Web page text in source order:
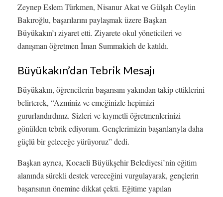
Zeynep Eslem Türkmen, Nisanur Akat ve Gülşah Ceylin
Bakıroğlu, başarılarını paylaşmak üzere Başkan
Büyükakın’ı ziyaret etti. Ziyarete okul yöneticileri ve
danışman öğretmen İman Summakieh de katıldı.
Büyükakın’dan Tebrik Mesajı
Büyükakın, öğrencilerin başarısını yakından takip ettiklerini
belirterek, “Azminiz ve emeğinizle hepimizi
gururlandırdınız. Sizleri ve kıymetli öğretmenlerinizi
gönülden tebrik ediyorum. Gençlerimizin başarılarıyla daha
güçlü bir geleceğe yürüyoruz” dedi.
Başkan ayrıca, Kocaeli Büyükşehir Belediyesi’nin eğitim
alanında sürekli destek vereceğini vurgulayarak, gençlerin
başarısının önemine dikkat çekti. Eğitime yapılan